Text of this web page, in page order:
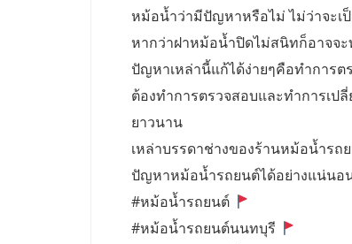
หม้อน้ำว่ามีปัญหาหรือไม่ ไม่ว่าจะเ
หากว่าฝาหม้อน้ำปิดไม่สนิทก็อาจจ
ปัญหาเหล่านี้แก้ได้ง่ายๆคือทำการต
ต้องทำการตรวจสอบและทำการเป
ยาวนาน
เหล่าบรรดาช่างของร้านหม้อน้ำรถ
ปัญหาหม้อน้ำรถยนต์ได้อย่างแน่นอ
#หม้อน้ำรถยนต์
#หม้อน้ำรถยนต์นนทบุรี